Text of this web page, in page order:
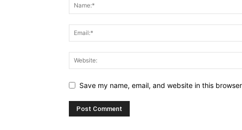
Save my name, email, and website in this